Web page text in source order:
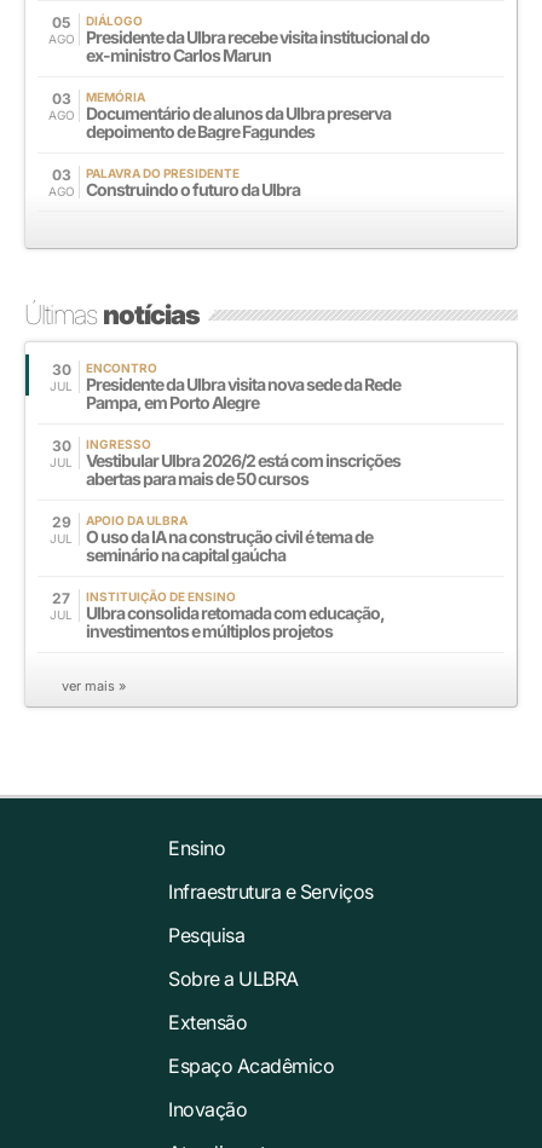
05
AGO
DIÁLOGO
Presidente da Ulbra recebe visita institucional do
ex-ministro Carlos Marun
03
AGO
MEMÓRIA
Documentário de alunos da Ulbra preserva
depoimento de Bagre Fagundes
03
AGO
PALAVRA DO PRESIDENTE
Construindo o futuro da Ulbra
Últimasnotícias
30
JUL
ENCONTRO
Presidente da Ulbra visita nova sede da Rede
Pampa, em Porto Alegre
30
JUL
INGRESSO
Vestibular Ulbra 2026/2 está com inscrições
abertas para mais de 50 cursos
29
JUL
APOIO DA ULBRA
O uso da IA na construção civil é tema de
seminário na capital gaúcha
27
JUL
INSTITUIÇÃO DE ENSINO
Ulbra consolida retomada com educação,
investimentos e múltiplos projetos
ver mais »
Ensino
Infraestrutura e Serviços
Pesquisa
Sobre a ULBRA
Extensão
Espaço Acadêmico
Inovação